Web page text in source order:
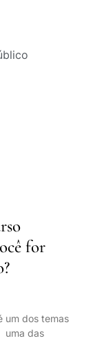
for
um dos temas
uma das